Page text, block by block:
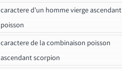
caractere d'un homme vierge ascendant
poisson
caractere de la combinaison poisson
ascendant scorpion